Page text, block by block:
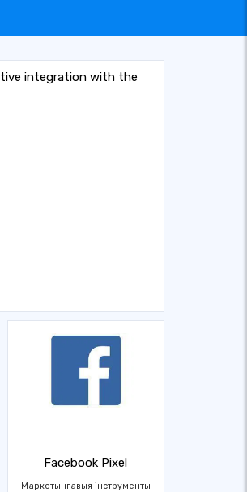
integration with the
Facebook Pixel
Маркетынгавыя інструменты